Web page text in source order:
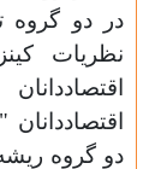
در دو گروه
نظریات
دو گروه